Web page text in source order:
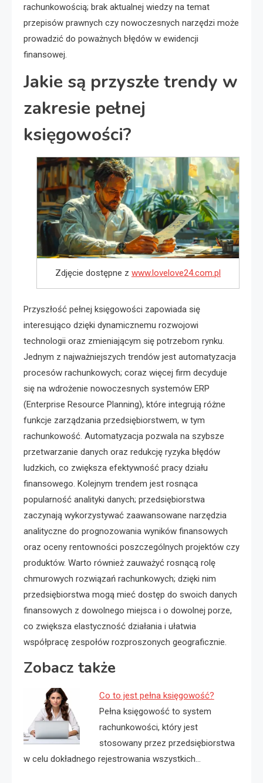
rachunkowością; brak aktualnej wiedzy na temat
przepisów prawnych czy nowoczesnych narzędzi może
prowadzić do poważnych błędów w ewidencji
finansowej.
Jakie są przyszłe trendy w
zakresie pełnej
księgowości?
Zdjęcie dostępne z www.lovelove24.com.pl
Przyszłość pełnej księgowości zapowiada się
interesująco dzięki dynamicznemu rozwojowi
technologii oraz zmieniającym się potrzebom rynku.
Jednym z najważniejszych trendów jest automatyzacja
procesów rachunkowych; coraz więcej firm decyduje
się na wdrożenie nowoczesnych systemów ERP
(Enterprise Resource Planning), które integrują różne
funkcje zarządzania przedsiębiorstwem, w tym
rachunkowość. Automatyzacja pozwala na szybsze
przetwarzanie danych oraz redukcję ryzyka błędów
ludzkich, co zwiększa efektywność pracy działu
finansowego. Kolejnym trendem jest rosnąca
popularność analityki danych; przedsiębiorstwa
zaczynają wykorzystywać zaawansowane narzędzia
analityczne do prognozowania wyników finansowych
oraz oceny rentowności poszczególnych projektów czy
produktów. Warto również zauważyć rosnącą rolę
chmurowych rozwiązań rachunkowych; dzięki nim
przedsiębiorstwa mogą mieć dostęp do swoich danych
finansowych z dowolnego miejsca i o dowolnej porze,
co zwiększa elastyczność działania i ułatwia
współpracę zespołów rozproszonych geograficznie.
Zobacz także
Co to jest pełna księgowość?
Pełna księgowość to system
rachunkowości, który jest
stosowany przez przedsiębiorstwa
w celu dokładnego rejestrowania wszystkich…